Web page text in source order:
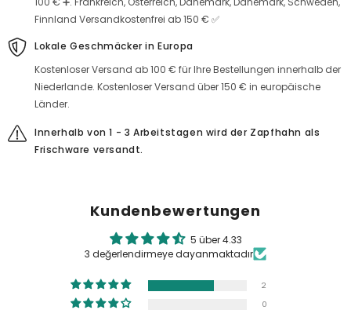
Finnland Versandkostenfrei ab 150 € ✅
Lokale Geschmäcker in Europa
Kostenloser Versand ab 100 € für Ihre Bestellungen innerhalb der
Niederlande. Kostenloser Versand über 150 € in europäische
Länder.
Innerhalb von 1 - 3 Arbeitstagen wird der Zapfhahn als
Frischware versandt.
Kundenbewertungen
5 über 4.33
3 değerlendirmeye dayanmaktadır
2
0